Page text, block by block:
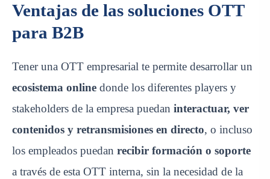
Ventajas de las soluciones OTT
para B2B
Tener una OTT empresarial te permite desarrollar un
ecosistema online donde los diferentes players y
stakeholders de la empresa puedan interactuar, ver
contenidos y retransmisiones en directo, o incluso
los empleados puedan recibir formación o soporte
a través de esta OTT interna, sin la necesidad de la